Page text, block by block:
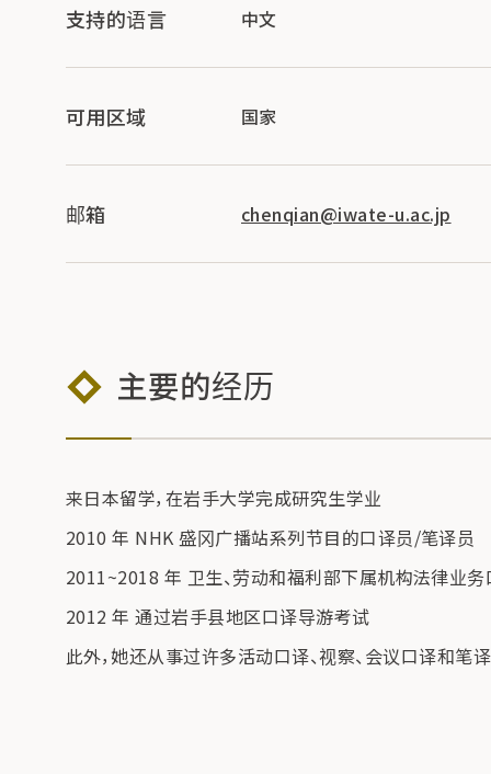
支持的语言 中文
可用区域 国家
邮箱 chenqian@iwate-u.ac.jp
主要的经历
来日本留学，在岩手大学完成研究生学业
2010 年 NHK 盛冈广播站系列节目的口译员/笔译员
2011~2018 年 卫生、劳动和福利部下属机构法律业
2012 年 通过岩手县地区口译导游考试
此外，她还从事过许多活动口译、视察、会议口译和笔